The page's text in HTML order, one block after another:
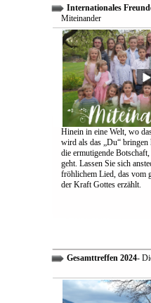
Internationales
Miteinander
Hinein in eine Welt, wo
wird als das „Du“
die ermutigende
geht. Lassen Sie sich
fröhlichem Lied, das vom
der Kraft Gottes erzählt.
Gesamttreffen 2024-